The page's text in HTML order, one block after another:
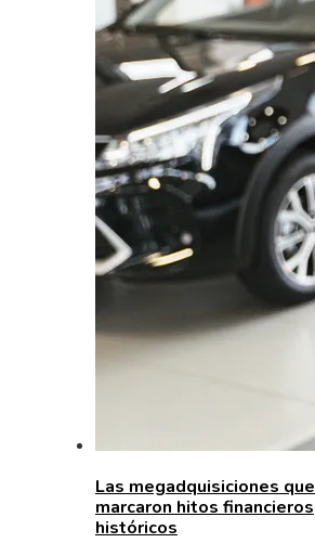
Las megadquisiciones que
marcaron hitos financieros
históricos